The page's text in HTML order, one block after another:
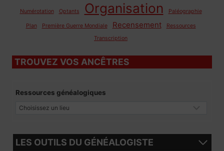
Numérotation Optants Organisation Paléographie
Plan Première Guerre Mondiale Recensement
Ressources
Transcription
TROUVEZ VOS ANCÊTRES
Ressources généalogiques
LES OUTILS DU GÉNÉALOGISTE